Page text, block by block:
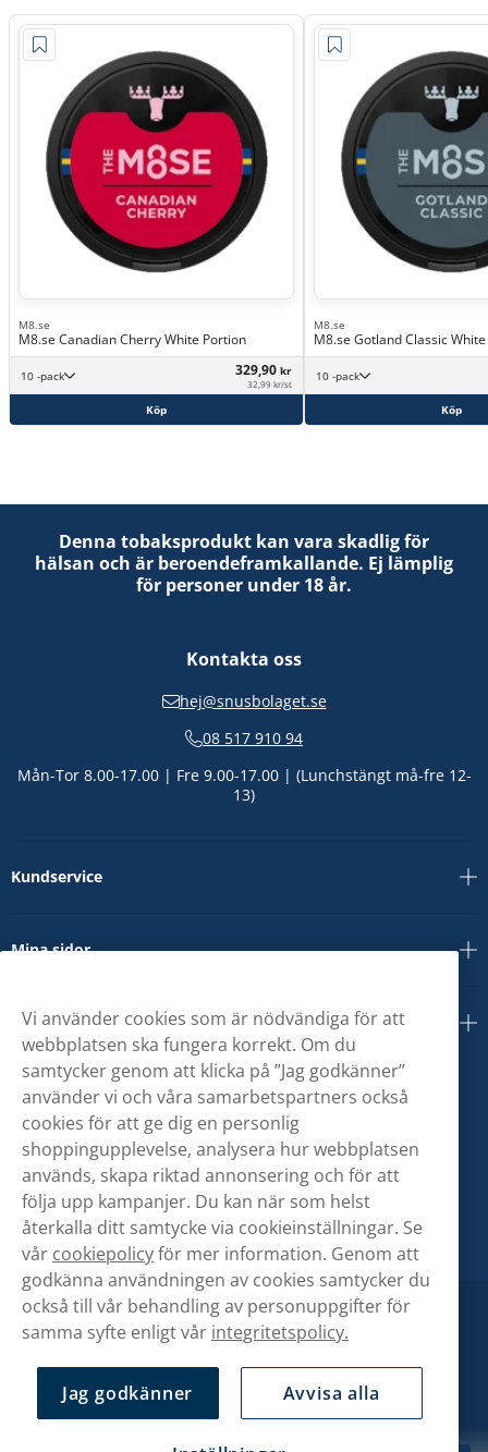
M8.se
M8.se Canadian Cherry White Portion
10 -pack 329,90 kr
32,99 kr/st
Köp
M8.se
M8.se Gotland Classic
10 -pack
Köp
Denna tobaksprodukt kan vara skadlig för
hälsan och är beroendeframkallande. Ej lämplig
för personer under 18 år.
Kontakta oss
hej@snusbolaget.se
08 517 910 94
Mån-Tor 8.00-17.00 | Fre 9.00-17.00 | (Lunchstängt må-fre 12-
13)
Kundservice
Mina sidor
Om oss
Vi använder cookies som är nödvändiga för att
webbplatsen ska fungera korrekt. Om du
samtycker genom att klicka på ”Jag godkänner”
använder vi och våra samarbetspartners också
cookies för att ge dig en personlig
shoppingupplevelse, analysera hur webbplatsen
används, skapa riktad annonsering och för att
följa upp kampanjer. Du kan när som helst
återkalla ditt samtycke via cookieinställningar. Se
vår cookiepolicyför mer information. Genom att
godkänna användningen av cookies samtycker du
också till vår behandling av personuppgifter för
samma syfte enligt vår integritetspolicy.
Jag godkänner Avvisa alla